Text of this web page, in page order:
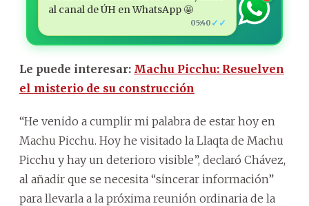
al canal de ÚH en WhatsApp 🤩
05:40 ✓✓
Le puede interesar: Machu Picchu: Resuelven
el misterio de su construcción
“He venido a cumplir mi palabra de estar hoy en
Machu Picchu. Hoy he visitado la Llaqta de Machu
Picchu y hay un deterioro visible”, declaró Chávez,
al añadir que se necesita “sincerar información”
para llevarla a la próxima reunión ordinaria de la